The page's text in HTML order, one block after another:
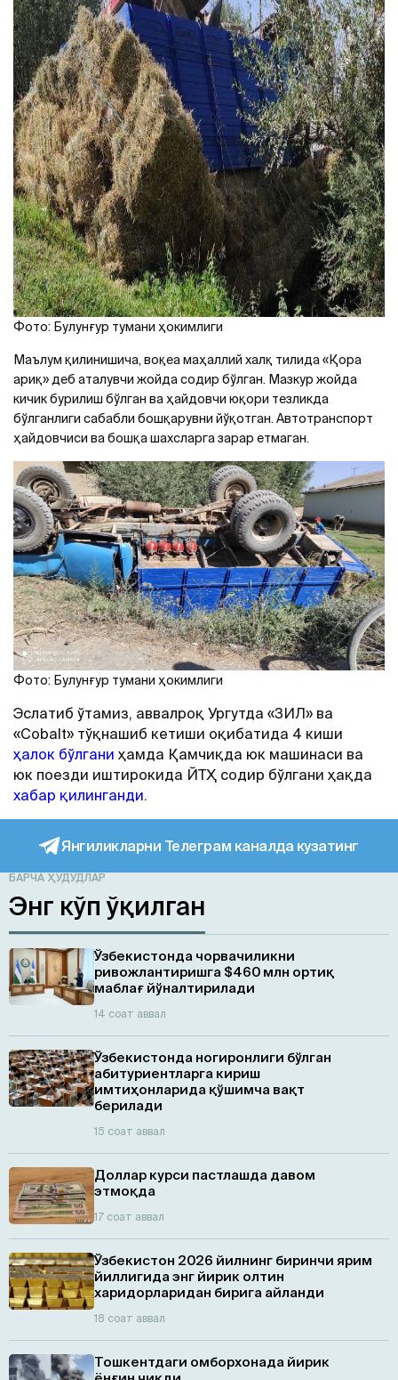
Фото: Булунғур тумани ҳокимлиги
Маълум қилинишича, воқеа маҳаллий халқ тилида «Қора
ариқ» деб аталувчи жойда содир бўлган. Мазкур жойда
кичик бурилиш бўлган ва ҳайдовчи юқори тезликда
бўлганлиги сабабли бошқарувни йўқотган. Aвтотранспорт
ҳайдовчиси ва бошқа шахсларга зарар етмаган.
Фото: Булунғур тумани ҳокимлиги
Эслатиб ўтамиз, аввалроқ Ургутда «ЗИЛ» ва
«Cobalt» тўқнашиб кетиши оқибатида 4 киши
ҳалок бўлгани ҳамда Қамчиқда юк машинаси ва
юк поезди иштирокида ЙТҲ содир бўлгани ҳақда
хабар қилинганди.
Янгиликларни Телеграм каналда кузатинг
БАРЧА ҲУДУДЛАР
Энг кўп ўқилган
Ўзбекистонда чорвачиликни
ривожлантиришга $460 млн ортиқ
маблағ йўналтирилади
14 соат аввал
Ўзбекистонда ногиронлиги бўлган
абитуриентларга кириш
имтиҳонларида қўшимча вақт
берилади
15 соат аввал
Доллар курси пастлашда давом
этмоқда
17 соат аввал
Ўзбекистон 2026 йилнинг биринчи ярим
йиллигида энг йирик олтин
харидорларидан бирига айланди
18 соат аввал
Тошкентдаги омборхонада йирик